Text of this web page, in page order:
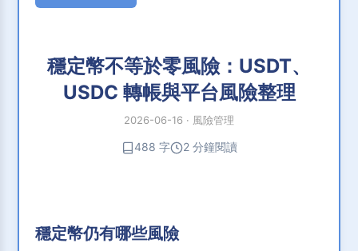
穩定幣不等於零風險：USDT、
USDC 轉帳與平台風險整理
2026-06-16 · 風險管理
488 字 2 分鐘閱讀
穩定幣仍有哪些風險